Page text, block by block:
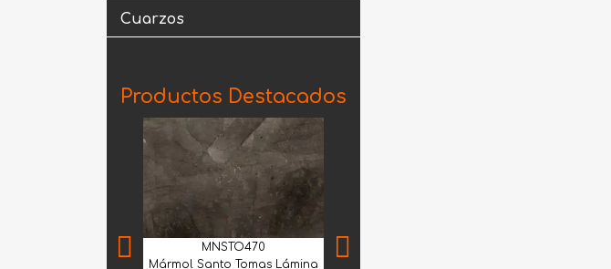
Cuarzos
Productos Destacados
MNSTO470
Mármol Santo Tomas Lámina